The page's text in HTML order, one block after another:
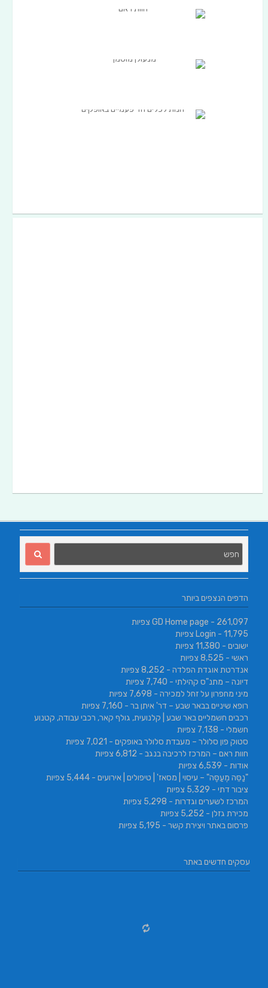
הדפים הנצפים ביותר
GD Home page - 261,097 צפיות
Login - 11,795 צפיות
ישובים - 11,380 צפיות
ראשי - 8,525 צפיות
אנדרטת אוגדת הפלדה - 8,252 צפיות
דיונה – מתנ"ס קהילתי - 7,740 צפיות
מיני מחפרון על זחל למכירה - 7,698 צפיות
רופא שיניים בבאר שבע – דר' איתן בר - 7,160 צפיות
רכבים חשמליים באר שבע | קלנועית, גולף קאר, רכבי עבודה, קטנוע
חשמלי - 7,138 צפיות
סטוק פון סלולר – מעבדת סלולר באופקים - 7,021 צפיות
חוות ראם – המרכז לרכיבה בנגב - 6,812 צפיות
אודות - 6,539 צפיות
"נַסֵּה מְעַסֶּה" – עיסוי | מסאז' | טיפולים | אירועים - 5,444 צפיות
ציבור דתי - 5,329 צפיות
המרכז לשערים וגדרות - 5,298 צפיות
מכירת גזלן - 5,252 צפיות
פרסום באתר ויצירת קשר - 5,195 צפיות
עסקים חדשים באתר